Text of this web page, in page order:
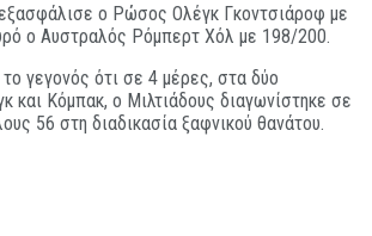
ο Ρώσος Ολέγκ Γκοντσιάροφ με
ο Αυστραλός Ρόμπερτ Χόλ με 198/200.
το γεγονός ότι σε 4 μέρες, στα δύο
και Κόμπακ, ο Μιλτιάδους διαγωνίστηκε σε
56 στη διαδικασία ξαφνικού θανάτου.